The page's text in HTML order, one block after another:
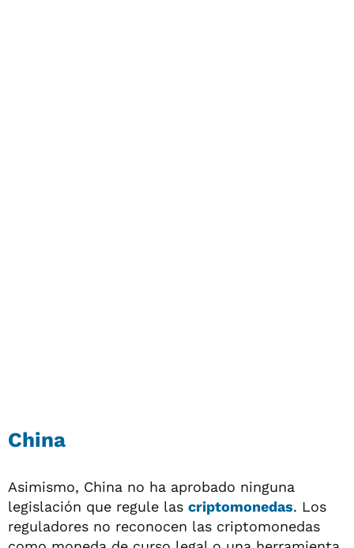
China
Asimismo, China no ha aprobado ninguna
legislación que regule las criptomonedas. Los
reguladores no reconocen las criptomonedas